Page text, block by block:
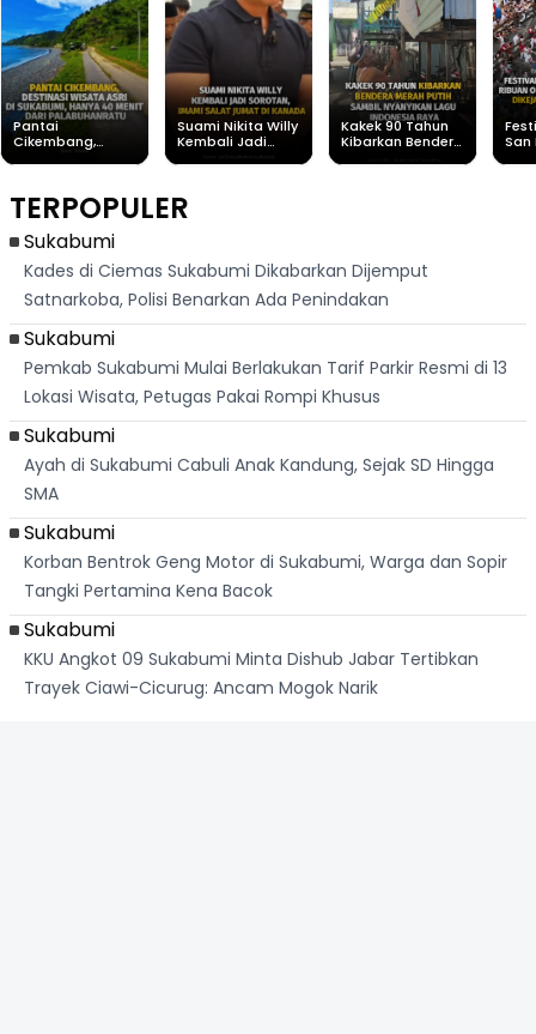
Pantai
Cikembang,
Dari
Palabuhanratu
Suami Nikita Willy
Kembali Jadi
Kakek 90 Tahun
Kibarkan Bendera
San
TERPOPULER
Sukabumi
Kades di Ciemas Sukabumi Dikabarkan Dijemput
Satnarkoba, Polisi Benarkan Ada Penindakan
Sukabumi
Pemkab Sukabumi Mulai Berlakukan Tarif Parkir Resmi di 13
Lokasi Wisata, Petugas Pakai Rompi Khusus
Sukabumi
Ayah di Sukabumi Cabuli Anak Kandung, Sejak SD Hingga
SMA
Sukabumi
Korban Bentrok Geng Motor di Sukabumi, Warga dan Sopir
Tangki Pertamina Kena Bacok
Sukabumi
KKU Angkot 09 Sukabumi Minta Dishub Jabar Tertibkan
Trayek Ciawi-Cicurug: Ancam Mogok Narik